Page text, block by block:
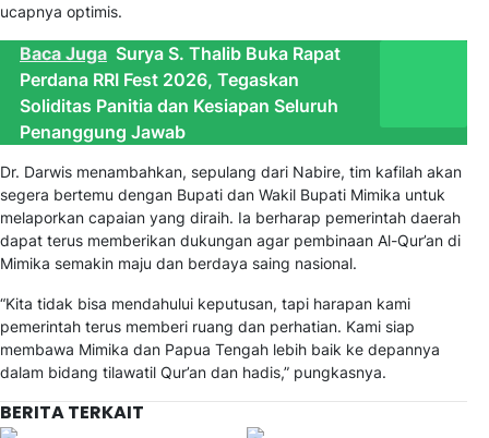
ucapnya optimis.
Baca Juga Surya S. Thalib Buka Rapat
Perdana RRI Fest 2026, Tegaskan
Soliditas Panitia dan Kesiapan Seluruh
Penanggung Jawab
Dr. Darwis menambahkan, sepulang dari Nabire, tim kafilah akan
segera bertemu dengan Bupati dan Wakil Bupati Mimika untuk
melaporkan capaian yang diraih. Ia berharap pemerintah daerah
dapat terus memberikan dukungan agar pembinaan Al-Qur’an di
Mimika semakin maju dan berdaya saing nasional.
“Kita tidak bisa mendahului keputusan, tapi harapan kami
pemerintah terus memberi ruang dan perhatian. Kami siap
membawa Mimika dan Papua Tengah lebih baik ke depannya
dalam bidang tilawatil Qur’an dan hadis,” pungkasnya.
BERITA TERKAIT